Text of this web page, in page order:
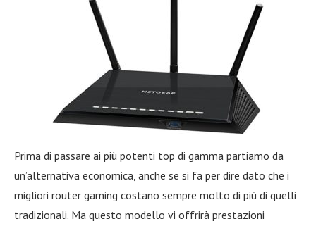
Prima di passare ai più potenti top di gamma partiamo da
un’alternativa economica, anche se si fa per dire dato che i
migliori router gaming costano sempre molto di più di quelli
tradizionali. Ma questo modello vi offrirà prestazioni